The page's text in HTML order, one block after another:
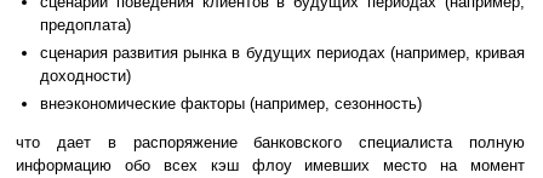
предоплата)
сценария развития рынка в будущих периодах (например, кривая
доходности)
внеэкономические факторы (например, сезонность)
что дает в распоряжение банковского специалиста полную
информацию обо всех кэш флоу имевших место на момент